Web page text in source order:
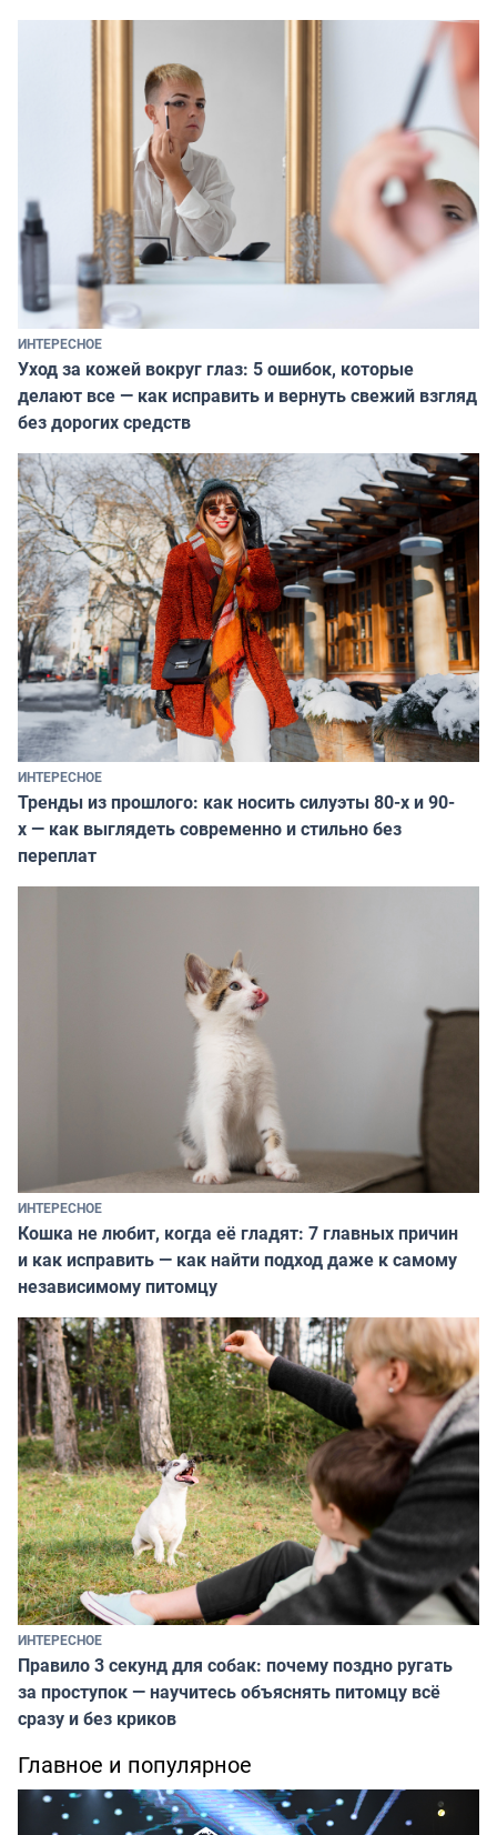
ИНТЕРЕСНОЕ
Уход за кожей вокруг глаз: 5 ошибок, которые
делают все — как исправить и вернуть свежий взгляд
без дорогих средств
ИНТЕРЕСНОЕ
Тренды из прошлого: как носить силуэты 80-х и 90-
х — как выглядеть современно и стильно без
переплат
ИНТЕРЕСНОЕ
Кошка не любит, когда её гладят: 7 главных причин
и как исправить — как найти подход даже к самому
независимому питомцу
ИНТЕРЕСНОЕ
Правило 3 секунд для собак: почему поздно ругать
за проступок — научитесь объяснять питомцу всё
сразу и без криков
Главное и популярное